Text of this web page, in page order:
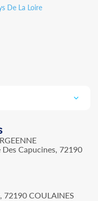
De La Loire
Capucines, 72190
72190 COULAINES